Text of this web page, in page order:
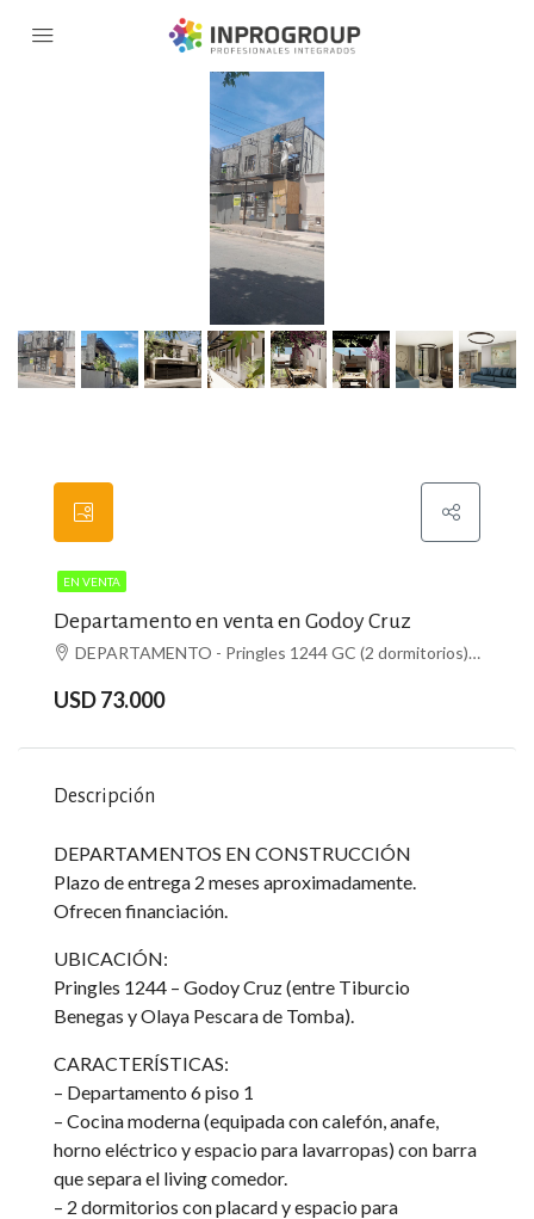
EN VENTA
Departamento en venta en Godoy Cruz
DEPARTAMENTO - Pringles 1244 GC (2 dormitorios), Godoy Cruz, Godoy Cruz
USD 73.000
Descripción
DEPARTAMENTOS EN CONSTRUCCIÓN
Plazo de entrega 2 meses aproximadamente.
Ofrecen financiación.
UBICACIÓN:
Pringles 1244 – Godoy Cruz (entre Tiburcio
Benegas y Olaya Pescara de Tomba).
CARACTERÍSTICAS:
– Departamento 6 piso 1
– Cocina moderna (equipada con calefón, anafe,
horno eléctrico y espacio para lavarropas) con barra
que separa el living comedor.
– 2 dormitorios con placard y espacio para